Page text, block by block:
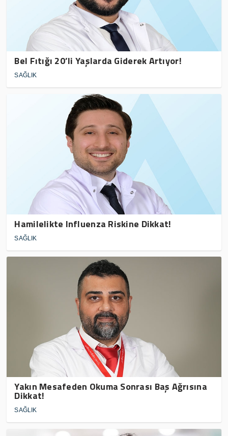
Bel Fıtığı 20’li Yaşlarda Giderek Artıyor!
SAĞLIK
Hamilelikte Influenza Riskine Dikkat!
SAĞLIK
Yakın Mesafeden Okuma Sonrası Baş Ağrısına
Dikkat!
SAĞLIK